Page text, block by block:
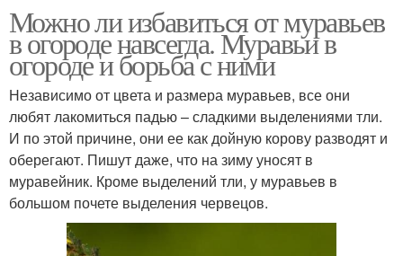
Можно ли избавиться от муравьев
в огороде навсегда. Муравьи в
огороде и борьба с ними
Независимо от цвета и размера муравьев, все они
любят лакомиться падью – сладкими выделениями тли.
И по этой причине, они ее как дойную корову разводят и
оберегают. Пишут даже, что на зиму уносят в
муравейник. Кроме выделений тли, у муравьев в
большом почете выделения червецов.